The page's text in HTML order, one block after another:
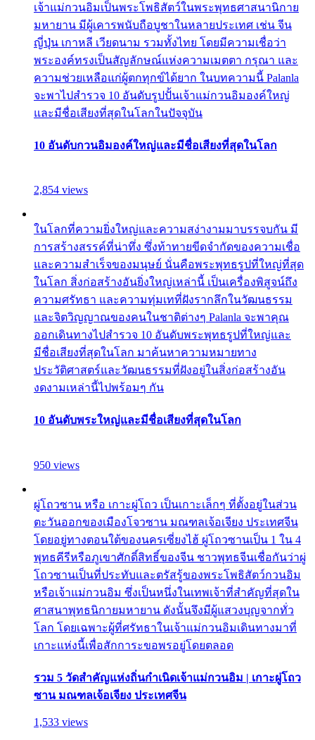
เจ้าแม่กวนอิมเป็นพระโพธิสัตว์ในพระพุทธศาสนานิกาย
มหายาน มีผู้เคารพนับถือบูชาในหลายประเทศ เช่น จีน
ญี่ปุ่น เกาหลี เวียดนาม รวมทั้งไทย โดยมีความเชื่อว่า
พระองค์ทรงเป็นสัญลักษณ์แห่งความเมตตา กรุณา และ
ความช่วยเหลือแก่ผู้ตกทุกข์ได้ยาก ในบทความนี้ Palanla
จะพาไปสำรวจ 10 อันดับรูปปั้นเจ้าแม่กวนอิมองค์ใหญ่
และมีชื่อเสียงที่สุดในโลกในปัจจุบัน
10 อันดับกวนอิมองค์ใหญ่และมีชื่อเสียงที่สุดในโลก
2,854 views
ในโลกที่ความยิ่งใหญ่และความสง่างามมาบรรจบกัน มี
การสร้างสรรค์ที่น่าทึ่ง ซึ่งท้าทายขีดจำกัดของความเชื่อ
และความสำเร็จของมนุษย์ นั่นคือพระพุทธรูปที่ใหญ่ที่สุด
ในโลก สิ่งก่อสร้างอันยิ่งใหญ่เหล่านี้ เป็นเครื่องพิสูจน์ถึง
ความศรัทธา และความทุ่มเทที่ฝังรากลึกในวัฒนธรรม
และจิตวิญญาณของคนในชาติต่างๆ Palanla จะพาคุณ
ออกเดินทางไปสำรวจ 10 อันดับพระพุทธรูปที่ใหญ่และ
มีชื่อเสียงที่สุดในโลก มาค้นหาความหมายทาง
ประวัติศาสตร์และวัฒนธรรมที่ฝังอยู่ในสิ่งก่อสร้างอัน
งดงามเหล่านี้ไปพร้อมๆ กัน
10 อันดับพระใหญ่และมีชื่อเสียงที่สุดในโลก
950 views
ผู่โถวซาน หรือ เกาะผู่โถว เป็นเกาะเล็กๆ ที่ตั้งอยู่ในส่วน
ตะวันออกของเมืองโจวซาน มณฑลเจ้อเจียง ประเทศจีน
โดยอยู่ทางตอนใต้ของนครเซี่ยงไฮ้ ผู่โถวซานเป็น 1 ใน 4
พุทธคีรีหรือภูเขาศักดิ์สิทธิ์ของจีน ชาวพุทธจีนเชื่อกันว่าผู่
โถวซานเป็นที่ประทับและตรัสรู้ของพระโพธิสัตว์กวนอิม
หรือเจ้าแม่กวนอิม ซึ่งเป็นหนึ่งในเทพเจ้าที่สำคัญที่สุดใน
ศาสนาพุทธนิกายมหายาน ดังนั้นจึงมีผู้แสวงบุญจากทั่ว
โลก โดยเฉพาะผู้ที่ศรัทธาในเจ้าแม่กวนอิมเดินทางมาที่
เกาะแห่งนี้เพื่อสักการะขอพรอยู่โดยตลอด
รวม 5 วัดสำคัญแห่งถิ่นกำเนิดเจ้าแม่กวนอิม | เกาะผู่โถว
ซาน มณฑลเจ้อเจียง ประเทศจีน
1,533 views